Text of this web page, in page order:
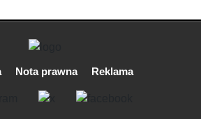
Nota prawna Reklama